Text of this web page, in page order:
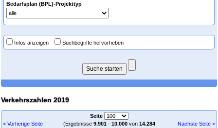
Bedarfsplan (BPL)-Projekttyp
Infos anzeigen Suchbegriffe hervorheben
Verkehrszahlen 2019
< Vorherige Seite
Seite
(Ergebnisse 9.901- 10.000von 14.284
Nächste Seite >